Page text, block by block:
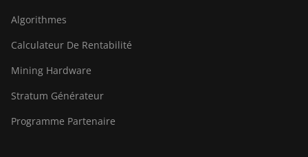
Algorithmes
Calculateur De Rentabilité
Mining Hardware
Stratum Générateur
Programme Partenaire